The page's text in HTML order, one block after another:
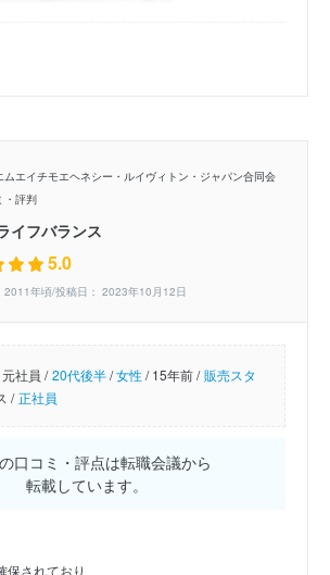
ムエイチモエヘネシー・ルイヴィトン・ジャパン合同会
・評判
イフバランス
5.0
2011年頃/投稿日： 2023年10月12日
社員 / 20代後半/女性/15年前 / 販売スタ
/ 正社員
口コミ・評点は転職会議から
転載しています。
されており、